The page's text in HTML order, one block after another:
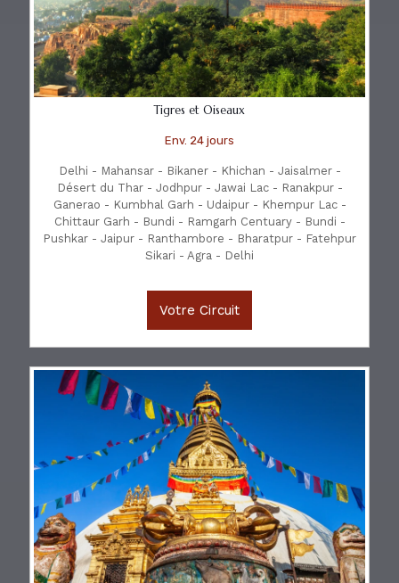
Tigres et Oiseaux
Env. 24 jours
Delhi - Mahansar - Bikaner - Khichan - Jaisalmer -
Désert du Thar - Jodhpur - Jawai Lac - Ranakpur -
Ganerao - Kumbhal Garh - Udaipur - Khempur Lac -
Chittaur Garh - Bundi - Ramgarh Centuary - Bundi -
Pushkar - Jaipur - Ranthambore - Bharatpur - Fatehpur
Sikari - Agra - Delhi
Votre Circuit